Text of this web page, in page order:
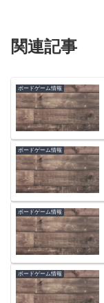
関連記事
ボードゲーム情報
ボードゲーム情報
ボードゲーム情報
ボードゲーム情報